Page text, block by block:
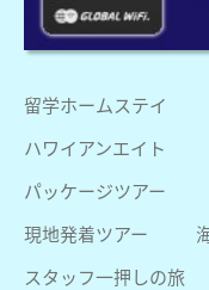
留学ホームステイ
ハワイアンエイト
パッケージツアー
現地発着ツアー
スタッフ一押しの旅